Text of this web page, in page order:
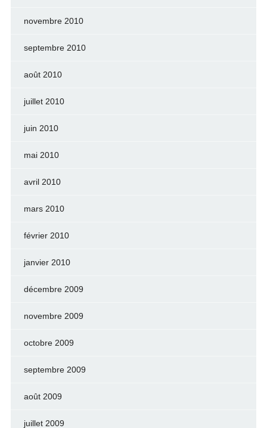
novembre 2010
septembre 2010
août 2010
juillet 2010
juin 2010
mai 2010
avril 2010
mars 2010
février 2010
janvier 2010
décembre 2009
novembre 2009
octobre 2009
septembre 2009
août 2009
juillet 2009